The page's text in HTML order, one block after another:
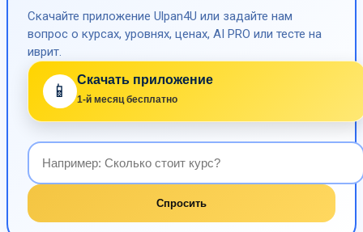
Скачайте приложение Ulpan4U или задайте нам
вопрос о курсах, уровнях, ценах, AI PRO или тесте на
иврит.
📱
Скачать приложение
1-й месяц бесплатно
Спросить